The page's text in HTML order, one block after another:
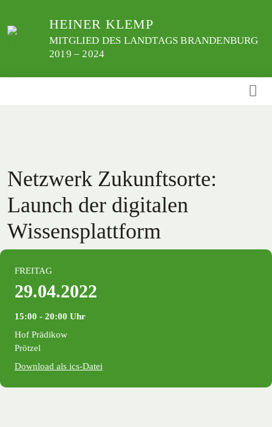
zum
HEINER KLEMP
MITGLIED DES LANDTAGS BRANDENBURG
2019 – 2024
Netzwerk Zukunftsorte:
Launch der digitalen
Wissensplattform
FREITAG
29.04.2022
15:00 ‐ 20:00 Uhr
Hof Prädikow
Prötzel
Download als ics-Datei